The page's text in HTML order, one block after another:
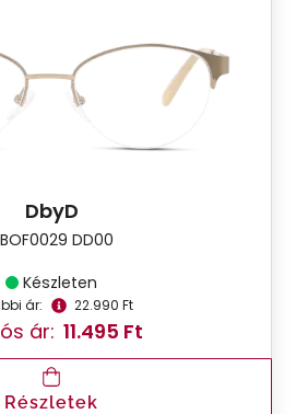
DbyD
DD00
Készleten
ár: 22.990 Ft
ár: 11.495 Ft
Részletek